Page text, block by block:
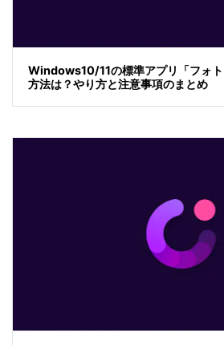
Windows10/11の標準アプリ「フォト
方法は？やり方と注意事項のまとめ